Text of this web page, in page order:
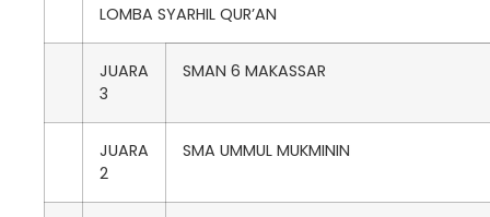
LOMBA SYARHIL QUR’AN
JUARA
3
SMAN 6 MAKASSAR
JUARA
2
SMA UMMUL MUKMININ